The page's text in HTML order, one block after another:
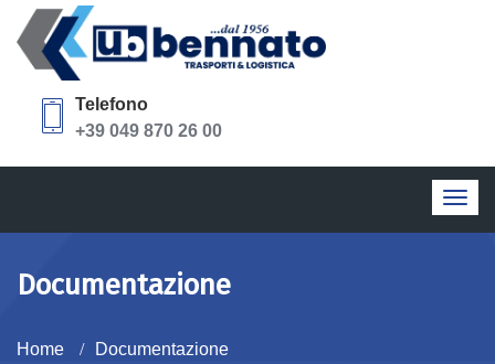
Telefono
+39 049 870 26 00
Documentazione
Home Documentazione